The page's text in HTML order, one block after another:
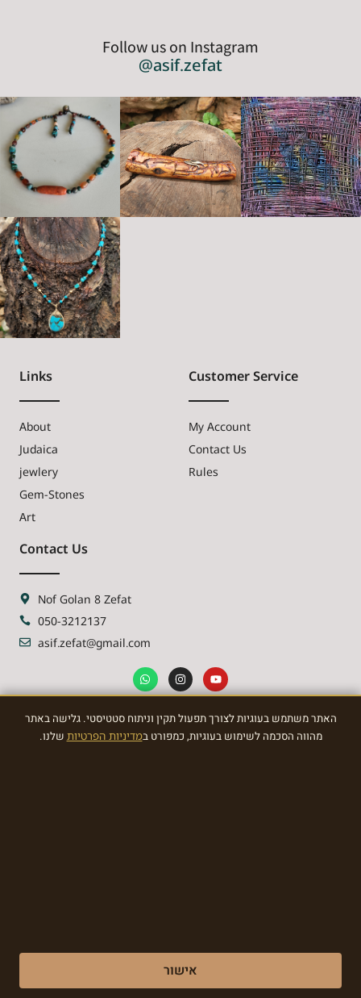
האתר משתמש בעוגיות לצורך תפעול תקין וניתוח סטטיסטי. גלישה באתר
מהווה הסכמה לשימוש בעוגיות, כמפורט במדיניות הפרטיותשלנו.
אישור
Follow us on Instagram
@asif.zefat
Links
About
Judaica
jewlery
Gem-Stones
Art
Customer Service
My Account
Contact Us
Rules
Contact Us
Nof Golan 8 Zefat
050-3212137
asif.zefat@gmail.com
NEWSLETTER